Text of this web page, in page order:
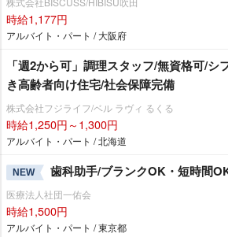
時給1,177円
アルバイト・パート / 大阪府
「週2から可」調理スタッフ/無資格可/シ
き高齢者向け住宅/社会保障完備
株式会社フジライフ/ベル ラヴィ るくる
時給1,250円～1,300円
アルバイト・パート / 北海道
NEW 歯科助手/ブランクOK・短時間
医療法人社団一佑会
時給1,500円
アルバイト・パート / 東京都